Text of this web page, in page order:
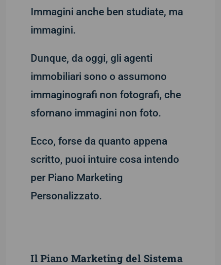
Immagini anche ben studiate, ma
immagini.
Dunque, da oggi, gli agenti
immobiliari sono o assumono
immaginografi non fotografi, che
sfornano immagini non foto.
Ecco, forse da quanto appena
scritto, puoi intuire cosa intendo
per Piano Marketing
Personalizzato.
Il Piano Marketing del Sistema